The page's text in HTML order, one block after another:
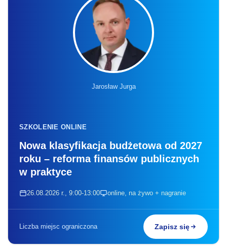
Jarosław Jurga
SZKOLENIE ONLINE
Nowa klasyfikacja budżetowa od 2027
roku – reforma finansów publicznych
w praktyce
26.08.2026 r., 9:00-13:00 online, na żywo + nagranie
Liczba miejsc ograniczona Zapisz się